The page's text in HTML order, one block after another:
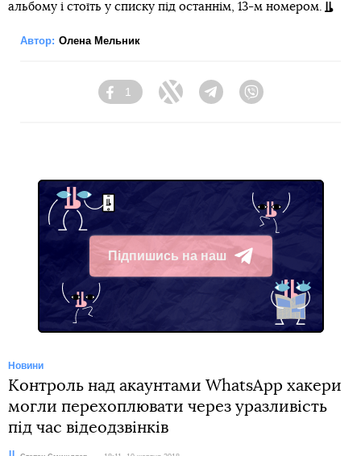
альбому і стоїть у списку під останнім, 13-м номером.
Автор: Олена Мельник
Facebook
1
Twitter Telegram
Підпишись на наш
Telegram
Новини
Контроль над акаунтами WhatsApp хакери
могли перехоплювати через уразливість
під час відеодзвінків